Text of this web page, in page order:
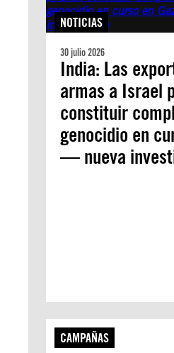
NOTICIAS
30 julio 2026
India: Las
armas a Israel
constituir
genocidio en
— nueva
CAMPAÑAS